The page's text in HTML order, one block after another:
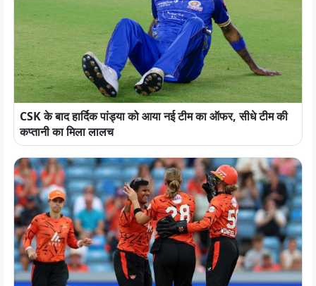
CSK के बाद हार्दिक पांड्या को आया नई टीम का ऑफर, सीधे टीम की
कप्तानी का मिला लालच